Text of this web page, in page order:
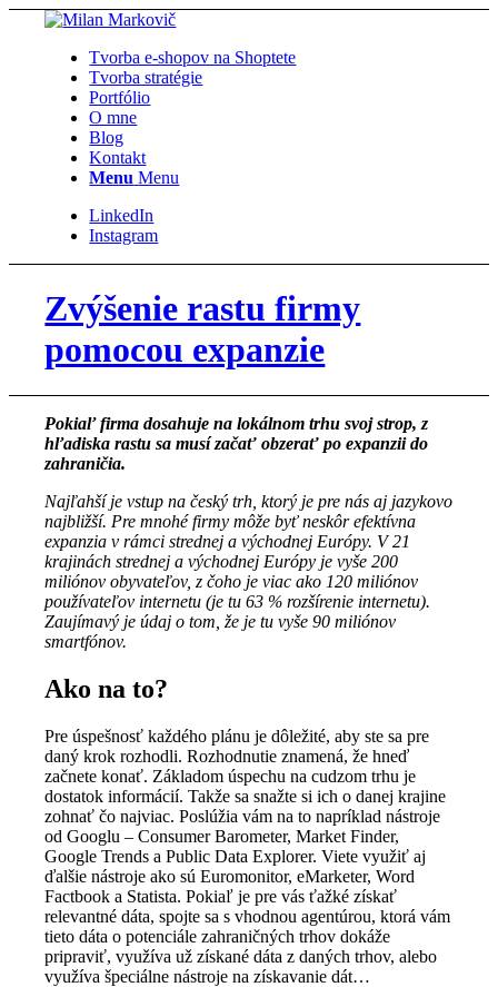
Tvorba e-shopov na Shoptete
Tvorba stratégie
Portfólio
O mne
Blog
Kontakt
Menu Menu
LinkedIn
Instagram
Zvýšenie rastu firmy
pomocou expanzie
Pokiaľ firma dosahuje na lokálnom trhu svoj strop, z
hľadiska rastu sa musí začať obzerať po expanzii do
zahraničia.
Najľahší je vstup na český trh, ktorý je pre nás aj jazykovo
najbližší. Pre mnohé firmy môže byť neskôr efektívna
expanzia v rámci strednej a východnej Európy. V 21
krajinách strednej a východnej Európy je vyše 200
miliónov obyvateľov, z čoho je viac ako 120 miliónov
používateľov internetu (je tu 63 % rozšírenie internetu).
Zaujímavý je údaj o tom, že je tu vyše 90 miliónov
smartfónov.
Ako na to?
Pre úspešnosť každého plánu je dôležité, aby ste sa pre
daný krok rozhodli. Rozhodnutie znamená, že hneď
začnete konať. Základom úspechu na cudzom trhu je
dostatok informácií. Takže sa snažte si ich o danej krajine
zohnať čo najviac. Poslúžia vám na to napríklad nástroje
od Googlu – Consumer Barometer, Market Finder,
Google Trends a Public Data Explorer. Viete využiť aj
ďalšie nástroje ako sú Euromonitor, eMarketer, Word
Factbook a Statista. Pokiaľ je pre vás ťažké získať
relevantné dáta, spojte sa s vhodnou agentúrou, ktorá vám
tieto dáta o potenciále zahraničných trhov dokáže
pripraviť, využíva už získané dáta z daných trhov, alebo
využíva špeciálne nástroje na získavanie dát…